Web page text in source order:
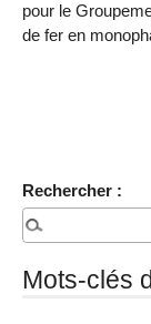
pour le
de fer en
Rechercher :
Mots-clés